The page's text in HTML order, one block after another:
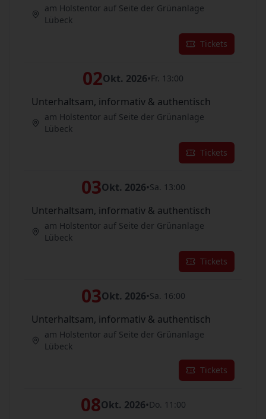
am Holstentor auf Seite der Grünanlage
Lübeck
Tickets
02Okt. 2026•Fr. 13:00
Unterhaltsam, informativ & authentisch
am Holstentor auf Seite der Grünanlage
Lübeck
Tickets
03Okt. 2026•Sa. 13:00
Unterhaltsam, informativ & authentisch
am Holstentor auf Seite der Grünanlage
Lübeck
Tickets
03Okt. 2026•Sa. 16:00
Unterhaltsam, informativ & authentisch
am Holstentor auf Seite der Grünanlage
Lübeck
Tickets
08Okt. 2026•Do. 11:00